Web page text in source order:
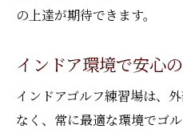
の上達が期待できます。
インドア環境で安心
インドアゴルフ練習場は、
なく、常に最適な環境でゴ